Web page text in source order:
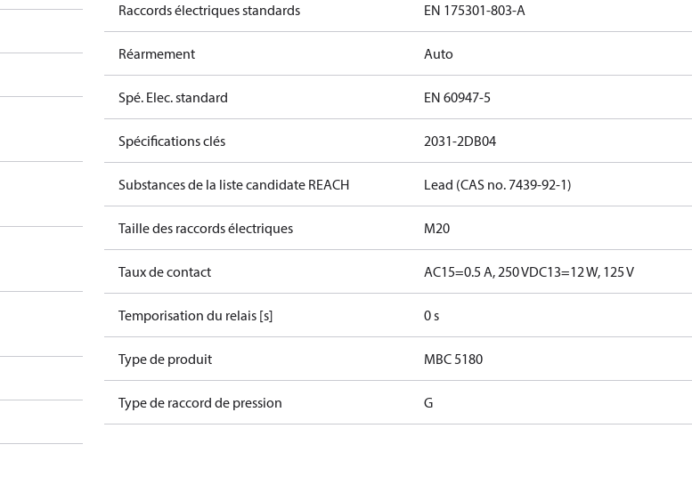
Raccords électriques standards EN 175301-803-A
Réarmement Auto
Spé. Elec. standard EN 60947-5
Spécifications clés 2031-2DB04
Substances de la liste candidate REACH Lead (CAS no. 7439-92-1)
Taille des raccords électriques M20
Taux de contact AC15=0.5 A, 250 VDC13=12 W, 125 V
Temporisation du relais [s] 0 s
Type de produit MBC 5180
Type de raccord de pression G